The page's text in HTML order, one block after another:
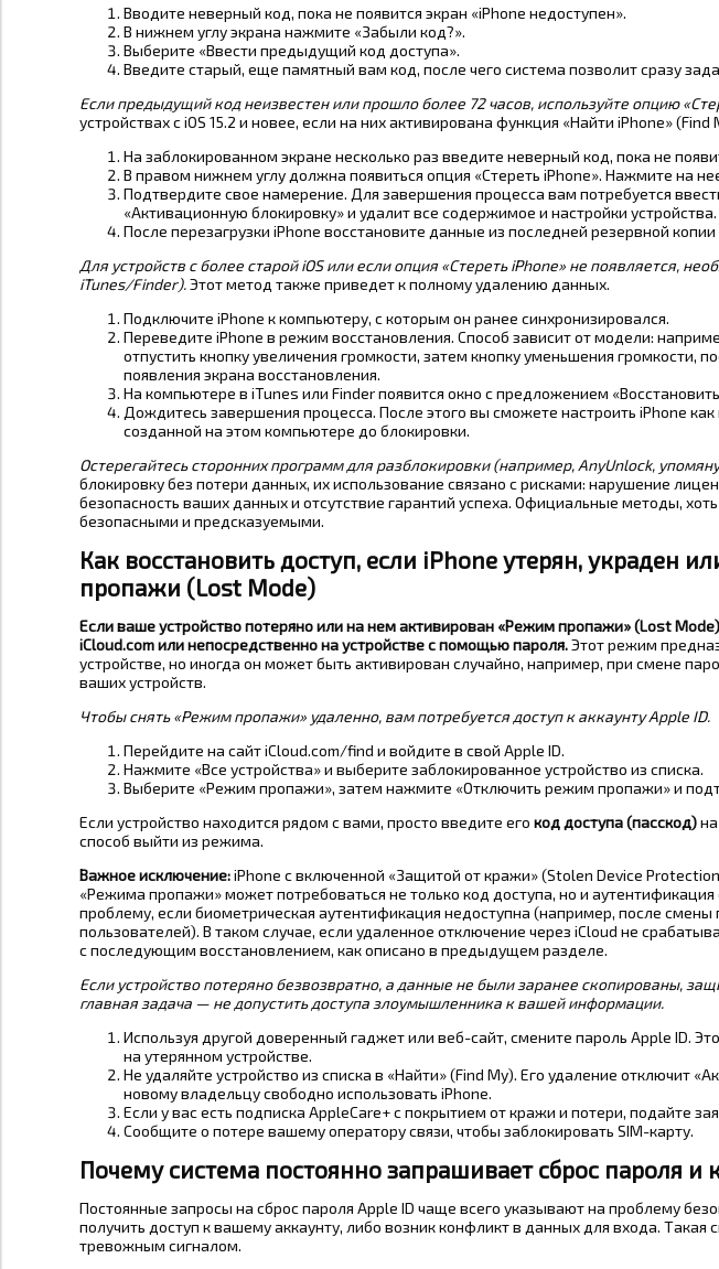
Вводите неверный код, пока не появится экран «iPhone недоступен».
В нижнем углу экрана нажмите «Забыли код?».
Выберите «Ввести предыдущий код доступа».
Введите старый, еще памятный вам код, после чего система позволит сразу
Если предыдущий код неизвестен или прошло более 72 часов, используйте опцию
устройствах с iOS 15.2 и новее, если на них активирована функция «Найти iPhone» (Find
На заблокированном экране несколько раз введите неверный код, пока не
В правом нижнем углу должна появиться опция «Стереть iPhone». Нажмите на
Подтвердите свое намерение. Для завершения процесса вам потребуется
«Активационную блокировку» и удалит все содержимое и настройки устройства.
После перезагрузки iPhone восстановите данные из последней резервной
Для устройств с более старой iOS или если опция «Стереть iPhone» не появляется,
iTunes/Finder).Этот метод также приведет к полному удалению данных.
Подключите iPhone к компьютеру, с которым он ранее синхронизировался.
Переведите iPhone в режим восстановления. Способ зависит от модели:
отпустить кнопку увеличения громкости, затем кнопку уменьшения громкости,
появления экрана восстановления.
На компьютере в iTunes или Finder появится окно с предложением
Дождитесь завершения процесса. После этого вы сможете настроить iPhone
созданной на этом компьютере до блокировки.
Остерегайтесь сторонних программ для разблокировки (например, AnyUnlock,
блокировку без потери данных, их использование связано с рисками: нарушение
безопасность ваших данных и отсутствие гарантий успеха. Официальные методы,
безопасными и предсказуемыми.
Как восстановить доступ, если iPhone утерян, украден
пропажи (Lost Mode)
Если ваше устройство потеряно или на нем активирован «Режим пропажи» (Lost
iCloud.com или непосредственно на устройстве с помощью пароля.Этот режим
устройстве, но иногда он может быть активирован случайно, например, при смене
ваших устройств.
Чтобы снять «Режим пропажи» удаленно, вам потребуется доступ к аккаунту Apple ID.
Перейдите на сайт iCloud.com/find и войдите в свой Apple ID.
Нажмите «Все устройства» и выберите заблокированное устройство из списка.
Выберите «Режим пропажи», затем нажмите «Отключить режим пропажи» и
Если устройство находится рядом с вами, просто введите его код доступа (пасскод)
способ выйти из режима.
Важное исключение:iPhone с включенной «Защитой от кражи» (Stolen Device
«Режима пропажи» может потребоваться не только код доступа, но и
проблему, если биометрическая аутентификация недоступна (например, после смены
пользователей). В таком случае, если удаленное отключение через iCloud не
с последующим восстановлением, как описано в предыдущем разделе.
Если устройство потеряно безвозвратно, а данные не были заранее скопированы,
главная задача — не допустить доступа злоумышленника к вашей информации.
Используя другой доверенный гаджет или веб-сайт, смените пароль Apple ID.
на утерянном устройстве.
Не удаляйте устройство из списка в «Найти» (Find My). Его удаление отключит
новому владельцу свободно использовать iPhone.
Если у вас есть подписка AppleCare+ с покрытием от кражи и потери, подайте
Сообщите о потере вашему оператору связи, чтобы заблокировать SIM-карту.
Почему система постоянно запрашивает сброс пароля и
Постоянные запросы на сброс пароля Apple ID чаще всего указывают на проблему
получить доступ к вашему аккаунту, либо возник конфликт в данных для входа. Такая
тревожным сигналом.